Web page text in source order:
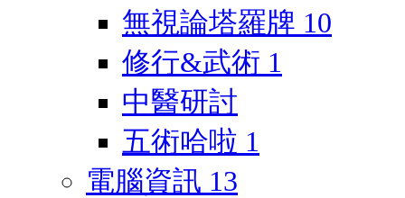
無視論塔羅牌 10
修行&武術 1
中醫研討
五術哈啦 1
電腦資訊 13